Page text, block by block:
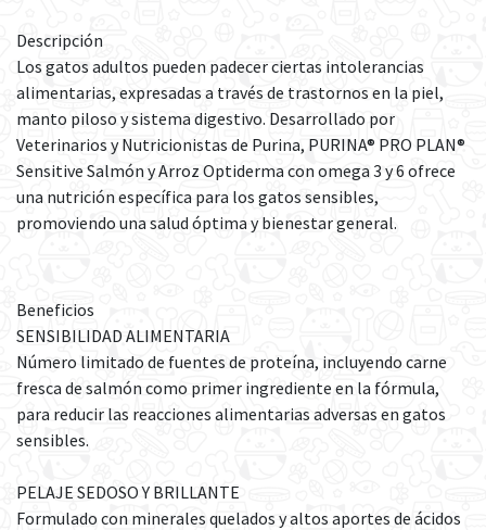
Descripción
Los gatos adultos pueden padecer ciertas intolerancias
alimentarias, expresadas a través de trastornos en la piel,
manto piloso y sistema digestivo. Desarrollado por
Veterinarios y Nutricionistas de Purina, PURINA® PRO PLAN®
Sensitive Salmón y Arroz Optiderma con omega 3 y 6 ofrece
una nutrición específica para los gatos sensibles,
promoviendo una salud óptima y bienestar general.
Beneficios
SENSIBILIDAD ALIMENTARIA
Número limitado de fuentes de proteína, incluyendo carne
fresca de salmón como primer ingrediente en la fórmula,
para reducir las reacciones alimentarias adversas en gatos
sensibles.
PELAJE SEDOSO Y BRILLANTE
Formulado con minerales quelados y altos aportes de ácidos